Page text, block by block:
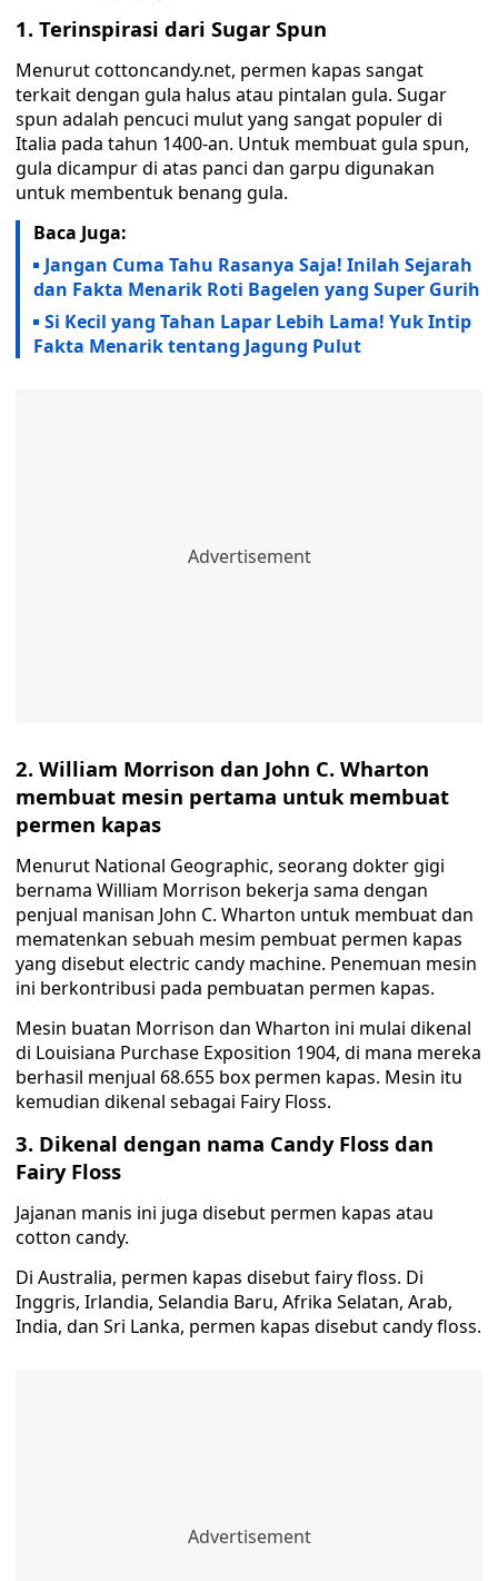
1. Terinspirasi dari Sugar Spun
Menurut cottoncandy.net, permen kapas sangat
terkait dengan gula halus atau pintalan gula. Sugar
spun adalah pencuci mulut yang sangat populer di
Italia pada tahun 1400-an. Untuk membuat gula spun,
gula dicampur di atas panci dan garpu digunakan
untuk membentuk benang gula.
Baca Juga:
Jangan Cuma Tahu Rasanya Saja! Inilah Sejarah
dan Fakta Menarik Roti Bagelen yang Super Gurih
Si Kecil yang Tahan Lapar Lebih Lama! Yuk Intip
Fakta Menarik tentang Jagung Pulut
2. William Morrison dan John C. Wharton
membuat mesin pertama untuk membuat
permen kapas
Menurut National Geographic, seorang dokter gigi
bernama William Morrison bekerja sama dengan
penjual manisan John C. Wharton untuk membuat dan
mematenkan sebuah mesim pembuat permen kapas
yang disebut electric candy machine. Penemuan mesin
ini berkontribusi pada pembuatan permen kapas.
Mesin buatan Morrison dan Wharton ini mulai dikenal
di Louisiana Purchase Exposition 1904, di mana mereka
berhasil menjual 68.655 box permen kapas. Mesin itu
kemudian dikenal sebagai Fairy Floss.
3. Dikenal dengan nama Candy Floss dan
Fairy Floss
Jajanan manis ini juga disebut permen kapas atau
cotton candy.
Di Australia, permen kapas disebut fairy floss. Di
Inggris, Irlandia, Selandia Baru, Afrika Selatan, Arab,
India, dan Sri Lanka, permen kapas disebut candy floss.